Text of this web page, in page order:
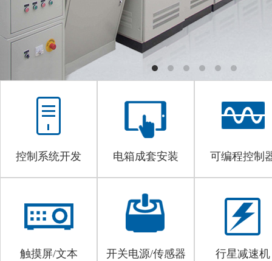
控制系统开发 电箱成套安装 可编程控制
触摸屏/文本 开关电源/传感器 行星减速机